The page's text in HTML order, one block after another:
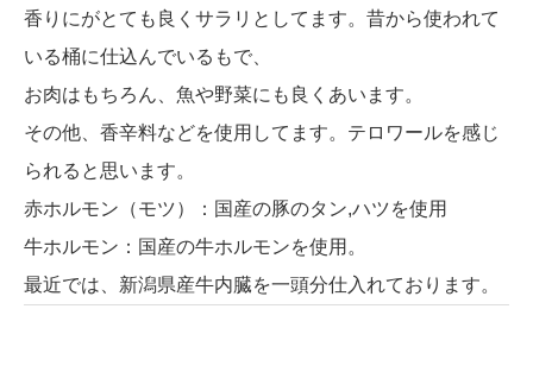
香りにがとても良くサラリとしてます。昔から使われて
いる桶に仕込んでいるもで、
お肉はもちろん、魚や野菜にも良くあいます。
その他、香辛料などを使用してます。テロワールを感じ
られると思います。
赤ホルモン（モツ）：国産の豚のタン,ハツを使用
牛ホルモン：国産の牛ホルモンを使用。
最近では、新潟県産牛内臓を一頭分仕入れております。